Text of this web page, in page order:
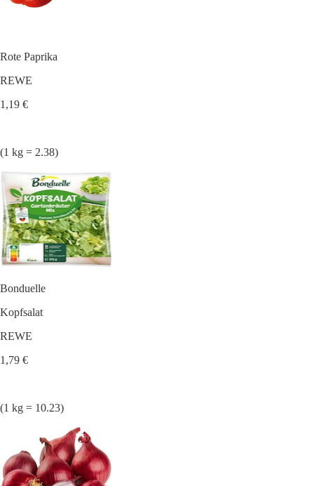
Rote Paprika
REWE
1,19 €
(1 kg = 2.38)
Bonduelle
Kopfsalat
REWE
1,79 €
(1 kg = 10.23)